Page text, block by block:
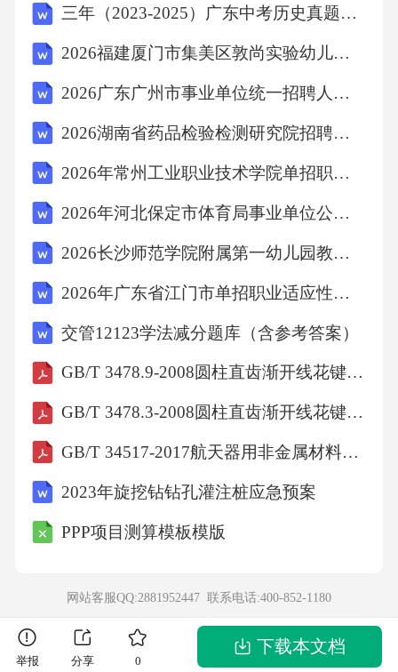
面的学问让你读不烦、探不完！1.联系上下文，
第②自然段“没名的胡同赛牛毛”中“赛牛毛”指。
(2分)2.第③自然段的横线上应填()。(2分)A.史家
据短文内容，补全下面的思维导图。(3分)4.[语
文要素题]第④自然段围绕“”这句话，列举
了、、最宽的和四条北京胡同，展示了北京胡
同的多样性。(4分)5.小凯来北京旅游，想感受
北京的文化气息。结合短文，你建议他去哪条
胡同?理由是什么?(4分)畅游创意写作厅七、绚
丽多彩的中华文化百花园让同学们陶醉其间，
请你提笔为创意写作厅再添新篇。(30分)我国有
“花市灯如昼”的元宵节、“今夜月明人尽望”的中
秋节等。请你选择一个传统节日，写一篇习
作。既可以写自己家过节的情景，也可以写节
日中发生的印象深刻的故事。题目自拟，不少
在跳舞在散步2.四、琴棋书画笔墨砚望闻问切雨
三年（2023-2025）广东中考历史真题分类汇编：专题04 中国现代史（八年级下册）（原卷版）
2026福建厦门市集美区敦尚实验幼儿园产假顶岗教师招聘1人考试参考试题及答案解析
2026广东广州市事业单位统一招聘人才91人（医疗岗33人）笔试模拟试题及答案解析
2026湖南省药品检验检测研究院招聘编外人员2人考试参考题库及答案解析
2026年常州工业职业技术学院单招职业倾向性测试题库附答案详解（a卷）
2026年河北保定市体育局事业单位公开选聘教练员19名笔试备考试题及答案解析
2026长沙师范学院附属第一幼儿园教师（非事业编制）招聘2人考试参考试题及答案解析
2026年广东省江门市单招职业适应性测试题库及答案详解（夺冠）
交管12123学法减分题库（含参考答案）
GB/T 3478.9-2008圆柱直齿渐开线花键(米制模数齿侧配合)第9部分：量棒
GB/T 3478.3-2008圆柱直齿渐开线花键(米制模数齿侧配合)第3部分: 37.5°压力角尺寸表
GB/T 34517-2017航天器用非金属材料真空出气评价方法
2023年旋挖钻钻孔灌注桩应急预案
PPP项目测算模板模版
网站客服QQ:2881952447 联系电话:400-852-1180
举报 分享 0
下载本文档